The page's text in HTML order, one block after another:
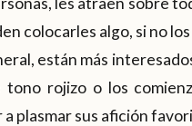
colocarles algo, si no
están más
rojizo o los
plasmar sus afición